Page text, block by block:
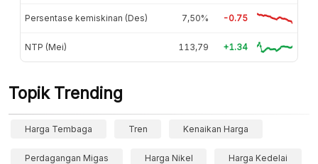
Persentase kemiskinan (Des) 7,50% -0.75
NTP (Mei) 113,79 +1.34
Topik Trending
Harga Tembaga Tren Kenaikan Harga
Perdagangan Migas Harga Nikel Harga Kedelai